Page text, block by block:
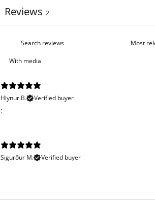
Reviews 2
With media
Hlynur B.
Verified buyer
:
Sigurður M.
Verified buyer